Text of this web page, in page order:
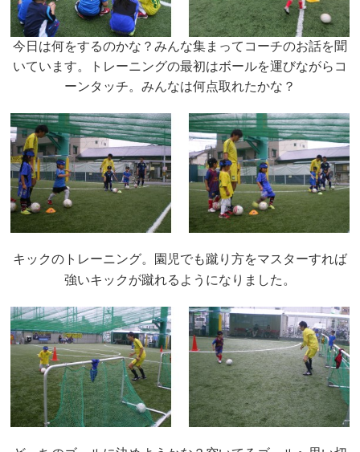
今日は何をするのかな？みんな集まってコーチのお話を聞
いています。トレーニングの最初はボールを運びながらコ
ーンタッチ。みんなは何点取れたかな？
キックのトレーニング。園児でも蹴り方をマスターすれば
強いキックが蹴れるようになりました。